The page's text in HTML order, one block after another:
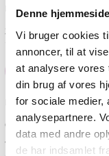
Denne
Vi bruger cookies
annoncer, til at
at analysere vores
din brug af vores
for sociale medier,
analysepartnere.
data med andre
de har indsamlet
Funger godt, nem at
2 år siden
H Heli
Ret vakkelvornt
Oversat fra finsk • Se
1 år siden